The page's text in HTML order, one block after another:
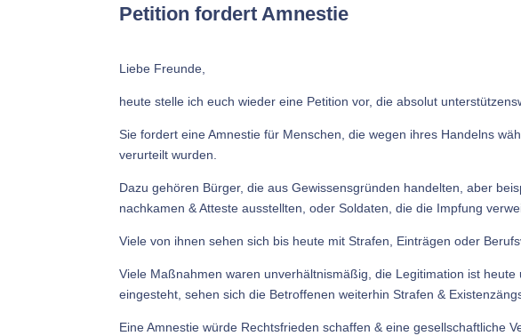
Petition fordert Amnestie
Liebe Freunde,
heute stelle ich euch wieder eine Petition vor, die absolut
Sie fordert eine Amnestie für Menschen, die wegen ihres Handelns
verurteilt wurden.
Dazu gehören Bürger, die aus Gewissensgründen handelten, aber
nachkamen & Atteste ausstellten, oder Soldaten, die die Impfung
Viele von ihnen sehen sich bis heute mit Strafen, Einträgen oder
Viele Maßnahmen waren unverhältnismäßig, die Legitimation ist
eingesteht, sehen sich die Betroffenen weiterhin Strafen &
Eine Amnestie würde Rechtsfrieden schaffen & eine gesellschaftliche